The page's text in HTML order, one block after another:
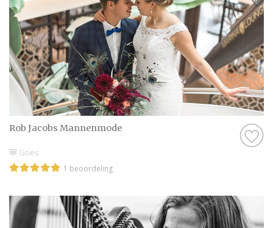
Zeeland willen trouwen.
Wij wensen jullie heel veel plezier bij het
zoeken, succes met het plannen maken en
een heerlijke huwelijksdag toe!
Rob Jacobs Mannenmode
Goes
1 beoordeling